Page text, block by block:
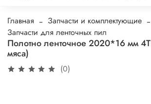
Главная Запчасти и комплектующие
Запчасти для ленточных пил
Полотно ленточное 2020*16 мм
мяса)
(0)